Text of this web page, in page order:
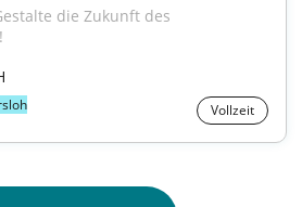
die Zukunft des
Vollzeit